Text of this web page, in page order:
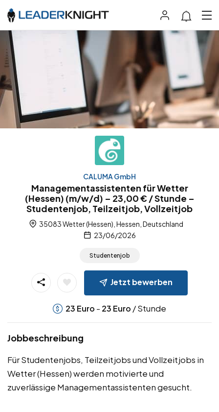
CALUMA GmbH
Managementassistenten für Wetter
(Hessen) (m/w/d) – 23,00 € / Stunde –
Studentenjob, Teilzeitjob, Vollzeitjob
35083 Wetter (Hessen), Hessen, Deutschland
23/06/2026
Studentenjob
Jetzt bewerben
23 Euro - 23 Euro / Stunde
Jobbeschreibung
Für Studentenjobs, Teilzeitjobs und Vollzeitjobs in
Wetter (Hessen) werden motivierte und
zuverlässige Managementassistenten gesucht.